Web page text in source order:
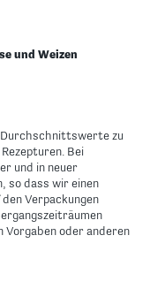
und Weizen
Durchschnittswerte zu
Bei
und in neuer
so dass wir einen
Verpackungen
Vorgaben oder anderen